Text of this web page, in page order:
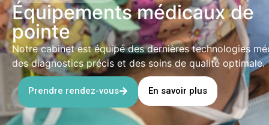
Équipements médicaux de
pointe
Notre cabinet est équipé des dernières technologies
des diagnostics précis et des soins de qualité optimale.
Prendre rendez-vous En savoir plus